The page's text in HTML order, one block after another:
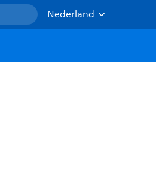
Nederland